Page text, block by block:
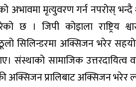
अभावमा मृत्युवरण गर्न नपरोस्
जिपी कोइाला राष्ट्रिय
सिलिन्डरमा अक्सिजन भरेर
संस्थाको सामाजिक उत्तरदायित्व
प्रालिबाट अक्सिजन भरेर